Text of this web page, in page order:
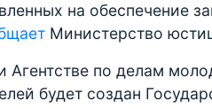
на обеспечение
Министерство
Агентстве по делам
будет создан